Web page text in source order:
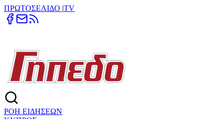
ΠΡΩΤΟΣΕΛΙΔΟ |TV
ΡΟΗ ΕΙΔΗΣΕΩΝ